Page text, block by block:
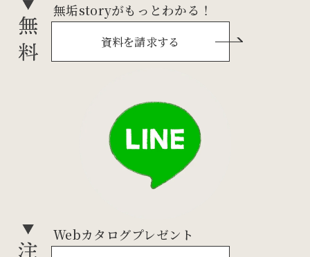
無垢storyがもっとわかる！
資料を請求する
Webカタログプレゼント